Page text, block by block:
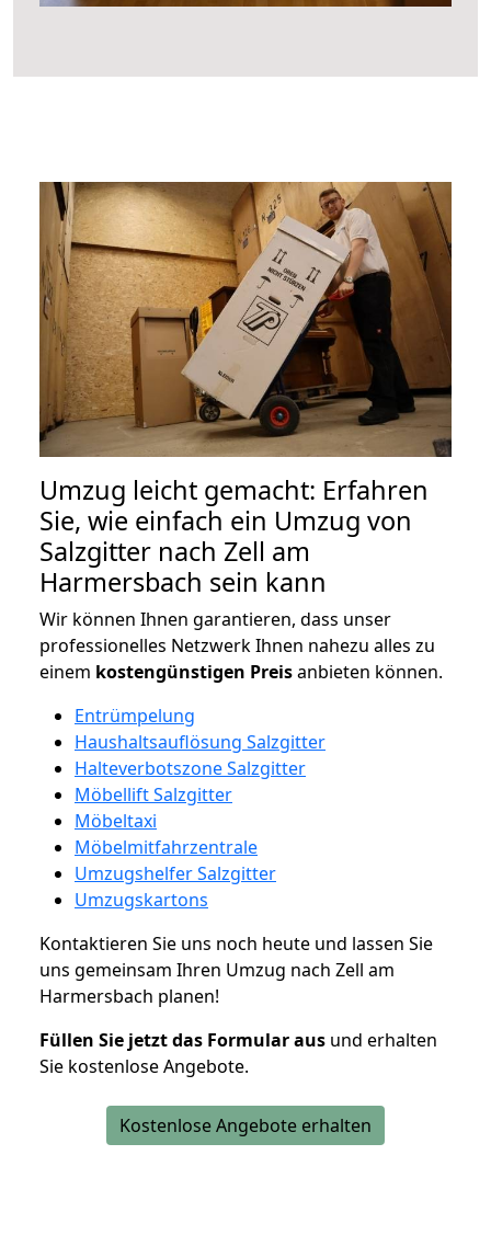
Umzug leicht gemacht: Erfahren
Sie, wie einfach ein Umzug von
Salzgitter nach Zell am
Harmersbach sein kann
Wir können Ihnen garantieren, dass unser
professionelles Netzwerk Ihnen nahezu alles zu
einem kostengünstigen Preisanbieten können.
Entrümpelung
Haushaltsauflösung Salzgitter
Halteverbotszone Salzgitter
Möbellift Salzgitter
Möbeltaxi
Möbelmitfahrzentrale
Umzugshelfer Salzgitter
Umzugskartons
Kontaktieren Sie uns noch heute und lassen Sie
uns gemeinsam Ihren Umzug nach Zell am
Harmersbach planen!
Füllen Sie jetzt das Formular aus und erhalten
Sie kostenlose Angebote.
Kostenlose Angebote erhalten